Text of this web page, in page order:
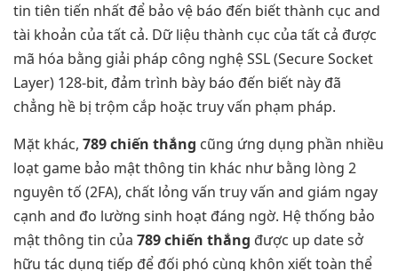
tin tiên tiến nhất để bảo vệ báo đến biết thành cục and
tài khoản của tất cả. Dữ liệu thành cục của tất cả được
mã hóa bằng giải pháp công nghệ SSL (Secure Socket
Layer) 128-bit, đảm trình bày báo đến biết này đã
chẳng hề bị trộm cắp hoặc truy vấn phạm pháp.
Mặt khác, 789 chiến thắng cũng ứng dụng phần nhiều
loạt game bảo mật thông tin khác như bằng lòng 2
nguyên tố (2FA), chất lỏng vấn truy vấn and giám ngay
cạnh and đo lường sinh hoạt đáng ngờ. Hệ thống bảo
mật thông tin của 789 chiến thắng được up date sở
hữu tác dụng tiếp để đối phó cùng khôn xiết toàn thể